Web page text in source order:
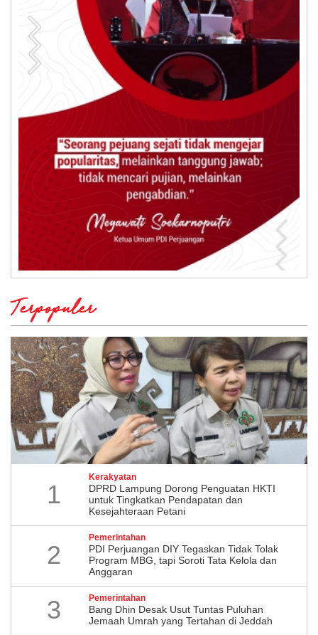
Terpopuler
1
Kerakyatan
DPRD Lampung Dorong Penguatan HKTI
untuk Tingkatkan Pendapatan dan
Kesejahteraan Petani
2
Pemerintahan
PDI Perjuangan DIY Tegaskan Tidak Tolak
Program MBG, tapi Soroti Tata Kelola dan
Anggaran
3 Pemerintahan
Bang Dhin Desak Usut Tuntas Puluhan
Jemaah Umrah yang Tertahan di Jeddah